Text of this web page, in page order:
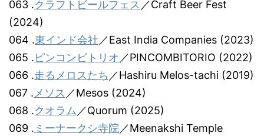
063 .クラフトビールフェス ／Craft Beer Fest
(2024)
064 .東インド会社 ／East India Companies (2023)
065 .ピンコンビトリオ ／PINCOMBITORIO (2022)
066 .走るメロスたち ／Hashiru Melos-tachi (2019)
067 . メソス ／Mesos (2024)
068 .クオラム ／Quorum (2025)
069 . ミーナークシ寺院／Meenakshi Temple